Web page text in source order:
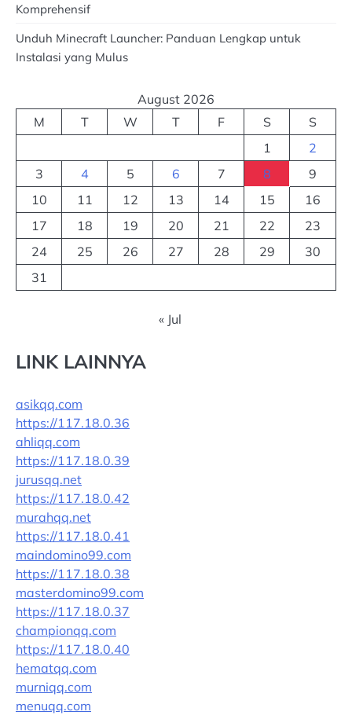
Komprehensif
Unduh Minecraft Launcher: Panduan Lengkap untuk
Instalasi yang Mulus
August 2026
M
T W T F S
S
1
2
3
4 5 6 7 8
9
10
11 12 13 14 15
16
17
18 19 20 21 22
23
24
25 26 27 28 29
30
31
« Jul
LINK LAINNYA
asikqq.com
https://117.18.0.36
ahliqq.com
https://117.18.0.39
jurusqq.net
https://117.18.0.42
murahqq.net
https://117.18.0.41
maindomino99.com
https://117.18.0.38
masterdomino99.com
https://117.18.0.37
championqq.com
https://117.18.0.40
hematqq.com
murniqq.com
menuqq.com